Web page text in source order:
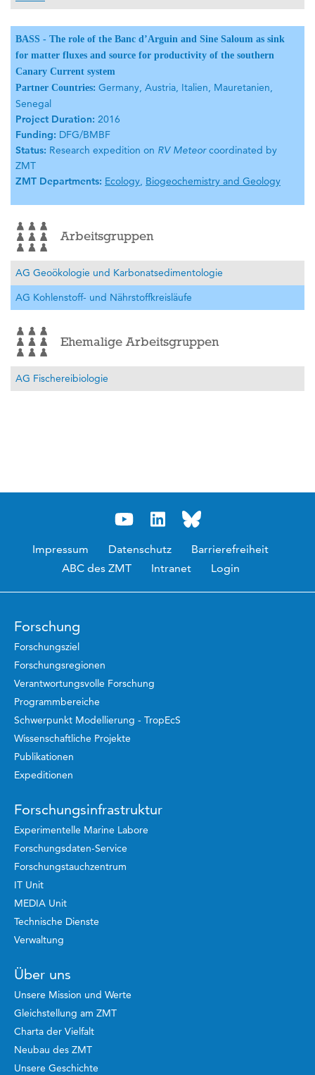
BASS - The role of the Banc d’Arguin and Sine Saloum as sink
for matter fluxes and source for productivity of the southern
Canary Current system
Partner Countries: Germany, Austria, Italien, Mauretanien,
Senegal
Project Duration: 2016
Funding: DFG/BMBF
Status: Research expedition on RV Meteorcoordinated by
ZMT
ZMT Departments: Ecology, Biogeochemistry and Geology
Arbeitsgruppen
AG Geoökologie und Karbonatsedimentologie
AG Kohlenstoff- und Nährstoffkreisläufe
Ehemalige Arbeitsgruppen
AG Fischereibiologie
Impressum Datenschutz
Barrierefreiheit
ABC des ZMT
Intranet Login
Forschung
Forschungsziel
Forschungsregionen
Verantwortungsvolle Forschung
Programmbereiche
Schwerpunkt Modellierung - TropEcS
Wissenschaftliche Projekte
Publikationen
Expeditionen
Forschungsinfrastruktur
Experimentelle Marine Labore
Forschungsdaten-Service
Forschungstauchzentrum
IT Unit
MEDIA Unit
Technische Dienste
Verwaltung
Über uns
Unsere Mission und Werte
Gleichstellung am ZMT
Charta der Vielfalt
Neubau des ZMT
Unsere Geschichte